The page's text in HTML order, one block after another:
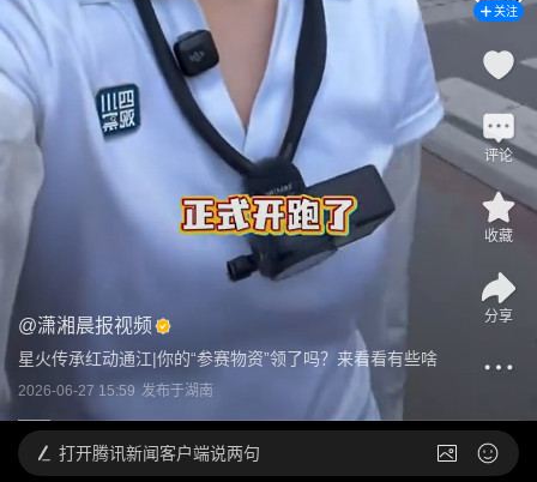
@潇湘晨报视频
星火传承红动通江|你的“参赛物资”领了吗？来看看有些啥
2026-06-27 15:59 发布于湖南
关注
评论
收藏
分享
打开腾讯新闻客户端说两句